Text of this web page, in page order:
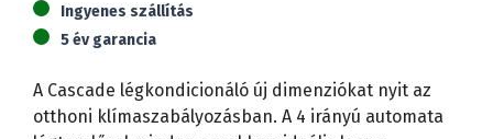
Ingyenes szállítás
5 év garancia
A Cascade légkondicionáló új dimenziókat nyit az
otthoni klímaszabályozásban. A 4 irányú automata